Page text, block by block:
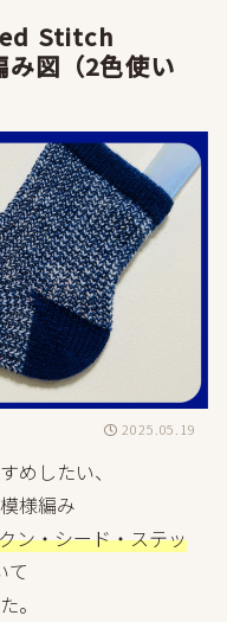
Stitch
図（2色使い
2025.05.19
めしたい、
様編み
ン・シード・ステッ
て
。